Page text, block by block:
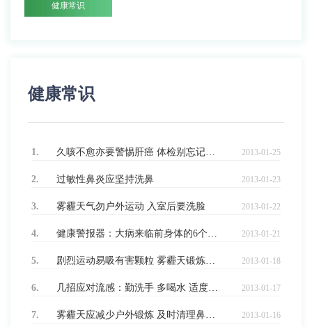
健康常识
健康常识
2013-01-25
1. 久咳不愈亦要警惕肝癌 体检别忘记查肝脏
2013-01-23
2. 过敏性鼻炎应坚持洗鼻
2013-01-22
3. 雾霾天气勿户外运动 入室后要洗脸
2013-01-21
4. 健康警报器：大病来临前身体的6个征兆
2013-01-18
5. 剧烈运动易吸有害颗粒 雾霾天锻炼得不偿失
2013-01-17
6. 几招应对流感：勤洗手 多喝水 适度运动
2013-01-16
7. 雾霾天应减少户外锻炼 及时清理鼻腔、补充维D